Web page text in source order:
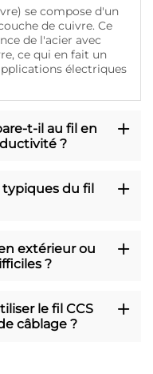
se compose d'un
de cuivre. Ce
de l'acier avec
ce qui en fait un
électriques
t-il au fil en
?
typiques du fil
extérieur ou
?
le fil CCS
câblage ?